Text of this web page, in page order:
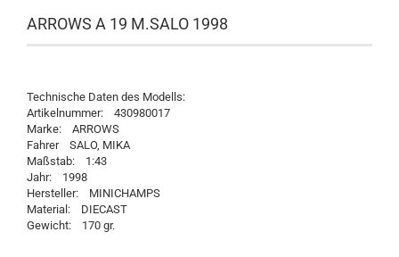
ARROWS A 19 M.SALO 1998
Technische Daten des Modells:
Artikelnummer: 430980017
Marke: ARROWS
Fahrer SALO, MIKA
Maßstab: 1:43
Jahr: 1998
Hersteller: MINICHAMPS
Material: DIECAST
Gewicht: 170 gr.